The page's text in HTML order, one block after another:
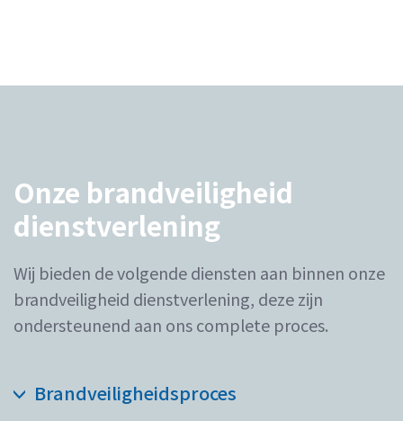
Onze brandveiligheid
dienstverlening
Wij bieden de volgende diensten aan binnen onze
brandveiligheid dienstverlening, deze zijn
ondersteunend aan ons complete proces.
Brandveiligheidsproces